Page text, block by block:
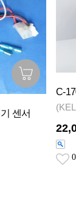
센서
C-
0